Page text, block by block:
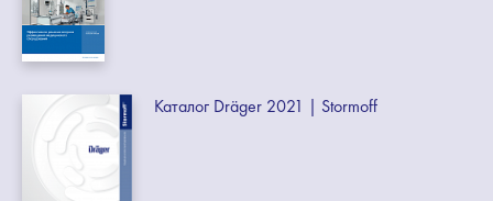
Каталог Dräger 2021 | Stormoff